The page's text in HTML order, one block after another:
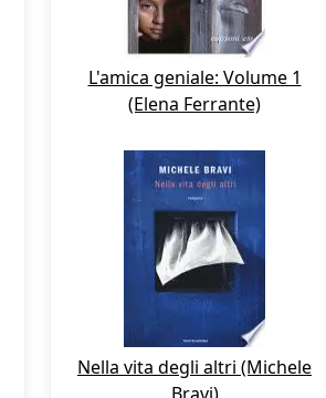
L'amica geniale: Volume 1
(Elena Ferrante)
Nella vita degli altri (Michele